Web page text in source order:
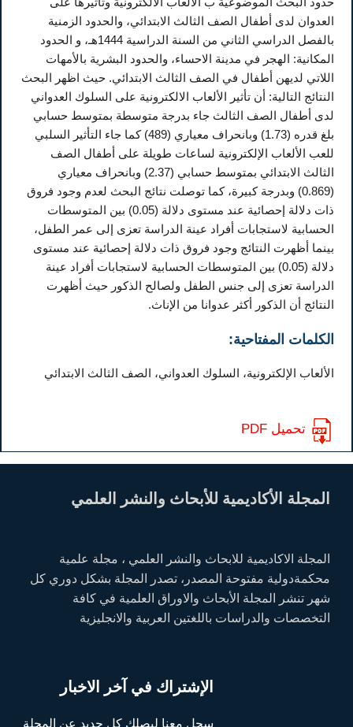
العدوان لدى أطفال الصف الثالث الابتدائي، والحدود الزمنية
بالفصل الدراسي الثاني من السنة الدراسية 1444هـ، و الحدود
المكانية: الهجر في مدينة الاحساء، والحدود البشرية بالأمهات
اللاتي لديهن أطفال في الصف الثالث الابتدائي. حيث اظهر البحث
النتائج التالية: أن تأثير الألعاب الالكترونية على السلوك العدواني
لدى أطفال الصف الثالث جاء بدرجة متوسطة بمتوسط حسابي
بلغ قدره (1.73) وبانحراف معياري (489) كما جاء التأثير السلبي
للعب الألعاب الإلكترونية لساعات طويلة على أطفال الصف
الثالث الابتدائي بمتوسط حسابي (2.37) وبانحراف معياري
(0.869) وبدرجة كبيرة، كما توصلت نتائج البحث لعدم وجود فروق
ذات دلالة إحصائية عند مستوى دلالة (0.05) بين المتوسطات
الحسابية لاستجابات أفراد عينة الدراسة تعزى إلى عمر الطفل،
بينما أظهرت النتائج وجود فروق ذات دلالة إحصائية عند مستوى
دلالة (0.05) بين المتوسطات الحسابية لاستجابات أفراد عينة
الدراسة تعزى إلى جنس الطفل ولصالح الذكور حيث أظهرت
النتائج أن الذكور أكثر عدوانا من الإناث.
الكلمات المفتاحية:
الألعاب الإلكترونية، السلوك العدواني، الصف الثالث الابتدائي
تحميل PDF
المجلة الأكاديمية للأبحاث والنشر العلمي
المجلة الاكاديمية للابحاث والنشر العلمي ، مجلة علمية
محكمةدولية مفتوحة المصدر، تصدر المجلة بشكل دوري كل
شهر تنشر المجلة الأبحاث والاوراق العلمية في كافة
التخصصات والدراسات باللغتين العربية والانجليزية
الإشتراك في آخر الاخبار
سجل معنا ليصلك كل جديد عن المجلة